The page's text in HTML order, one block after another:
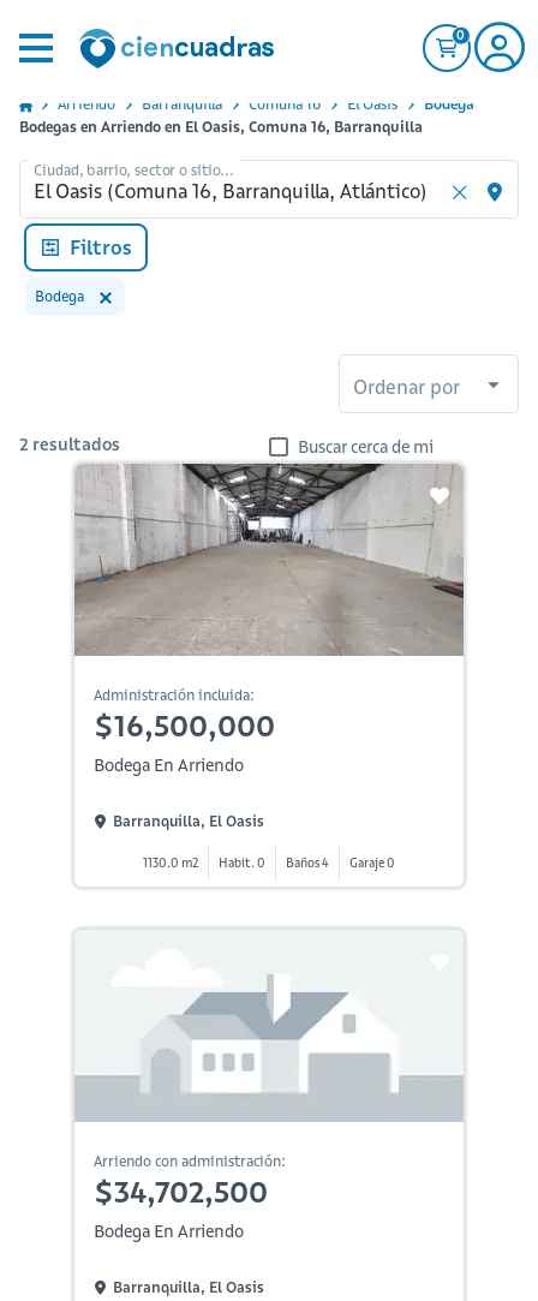
0
Arriendo Barranquilla Comuna 16 El Oasis
Bodega
Bodegas en Arriendo en El Oasis, Comuna 16, Barranquilla
Ciudad, barrio, sector o sitio...
Filtros
Bodega
Ordenar por
2 resultados Buscar cerca de mi
Administración incluida:
$16,500,000
Bodega En Arriendo
Barranquilla, El Oasis
1130.0 m2 Habit. 0 Baños 4 Garaje 0
Arriendo con administración:
$34,702,500
Bodega En Arriendo
Barranquilla, El Oasis